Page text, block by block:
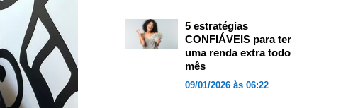
5 estratégias
CONFIÁVEIS para ter
uma renda extra todo
mês
09/01/2026 às 06:22